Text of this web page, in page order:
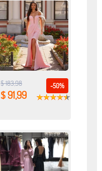
-50%
$ 183,98
$ 91,99